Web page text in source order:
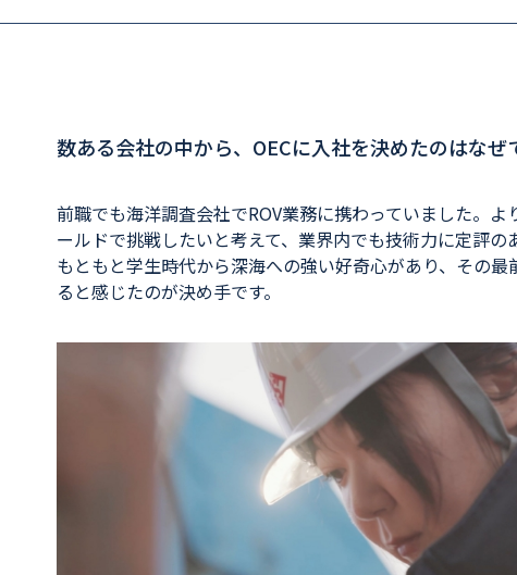
数ある会社の中から、OECに入社を決めたのはなぜ
前職でも海洋調査会社でROV業務に携わっていました。
ールドで挑戦したいと考えて、業界内でも技術力に定評の
もともと学生時代から深海への強い好奇心があり、その
ると感じたのが決め手です。